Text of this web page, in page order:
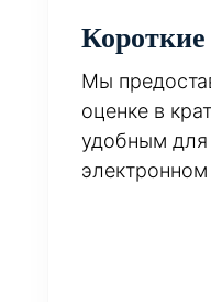
Мы
оценке в
удобным